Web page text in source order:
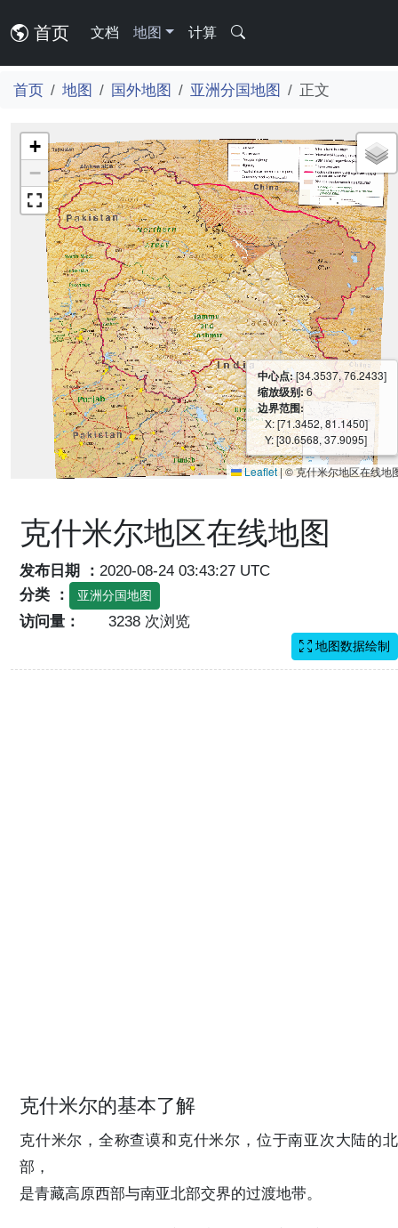
首页 文档 地图 计算
首页 地图 国外地图 亚洲分国地图 正文
+
−
中心点:[34.3537, 76.2433]
缩放级别:6
边界范围:
X: [71.3452, 81.1450]
Y: [30.6568, 37.9095]
Leaflet|© 克什米尔地区在线地
克什米尔地区在线地图
发布日期 ： 2020-08-24 03:43:27 UTC
分类 ：
亚洲分国地图
访问量： 3238 次浏览
地图数据绘制
克什米尔的基本了解
克什米尔，全称查谟和克什米尔，位于南亚次大陆的北
部，
是青藏高原西部与南亚北部交界的过渡地带。